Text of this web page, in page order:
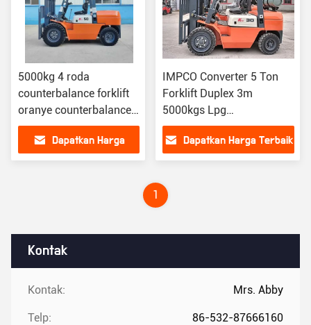
Kontak
Kontak: Mrs. Abby
Telp: 86-532-87666160
5000kg 4 roda
counterbalance forklift
oranye counterbalance
truk garpu
Dapatkan Harga
IMPCO Converter 5 Ton
Forklift Duplex 3m
5000kgs Lpg
Counterbalance Forklift
Dapatkan Harga Terbaik
1